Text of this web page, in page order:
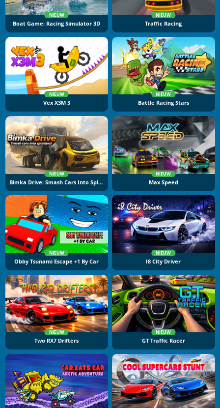
NIEUW
Boat Game: Racing Simulator 3D
NIEUW
Traffic Racing
NIEUW
Vex X3M 3
NIEUW
Battle Racing Stars
NIEUW
Bimka Drive: Smash Cars Into Splinters
NIEUW
Max Speed
NIEUW
Obby Tsunami Escape +1 By Car
NIEUW
I8 City Driver
NIEUW
Two RX7 Drifters
NIEUW
GT Traffic Racer